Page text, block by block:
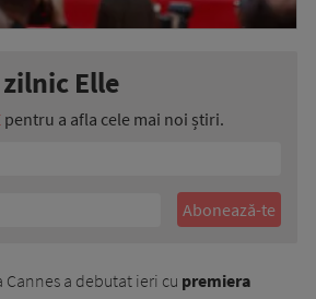
Elle
pentru a afla cele mai noi știri.
a debutat ieri cu premiera